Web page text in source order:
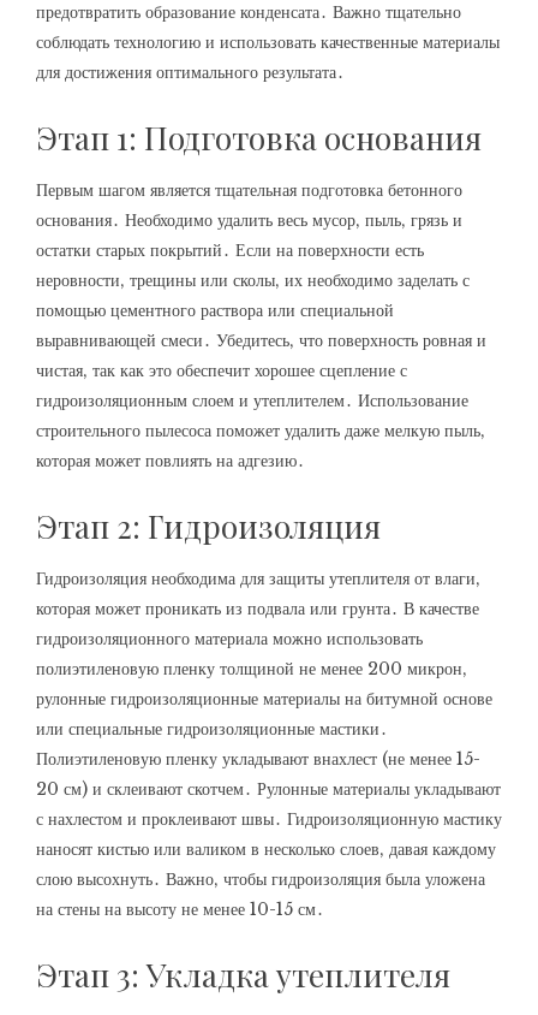
предотвратить образование конденсата․ Важно тщательно
соблюдать технологию и использовать качественные материалы
для достижения оптимального результата․
Этап 1: Подготовка основания
Первым шагом является тщательная подготовка бетонного
основания․ Необходимо удалить весь мусор‚ пыль‚ грязь и
остатки старых покрытий․ Если на поверхности есть
неровности‚ трещины или сколы‚ их необходимо заделать с
помощью цементного раствора или специальной
выравнивающей смеси․ Убедитесь‚ что поверхность ровная и
чистая‚ так как это обеспечит хорошее сцепление с
гидроизоляционным слоем и утеплителем․ Использование
строительного пылесоса поможет удалить даже мелкую пыль‚
которая может повлиять на адгезию․
Этап 2: Гидроизоляция
Гидроизоляция необходима для защиты утеплителя от влаги‚
которая может проникать из подвала или грунта․ В качестве
гидроизоляционного материала можно использовать
полиэтиленовую пленку толщиной не менее 200 микрон‚
рулонные гидроизоляционные материалы на битумной основе
или специальные гидроизоляционные мастики․
Полиэтиленовую пленку укладывают внахлест (не менее 15-
20 см) и склеивают скотчем․ Рулонные материалы укладывают
с нахлестом и проклеивают швы․ Гидроизоляционную мастику
наносят кистью или валиком в несколько слоев‚ давая каждому
слою высохнуть․ Важно‚ чтобы гидроизоляция была уложена
на стены на высоту не менее 10-15 см․
Этап 3: Укладка утеплителя